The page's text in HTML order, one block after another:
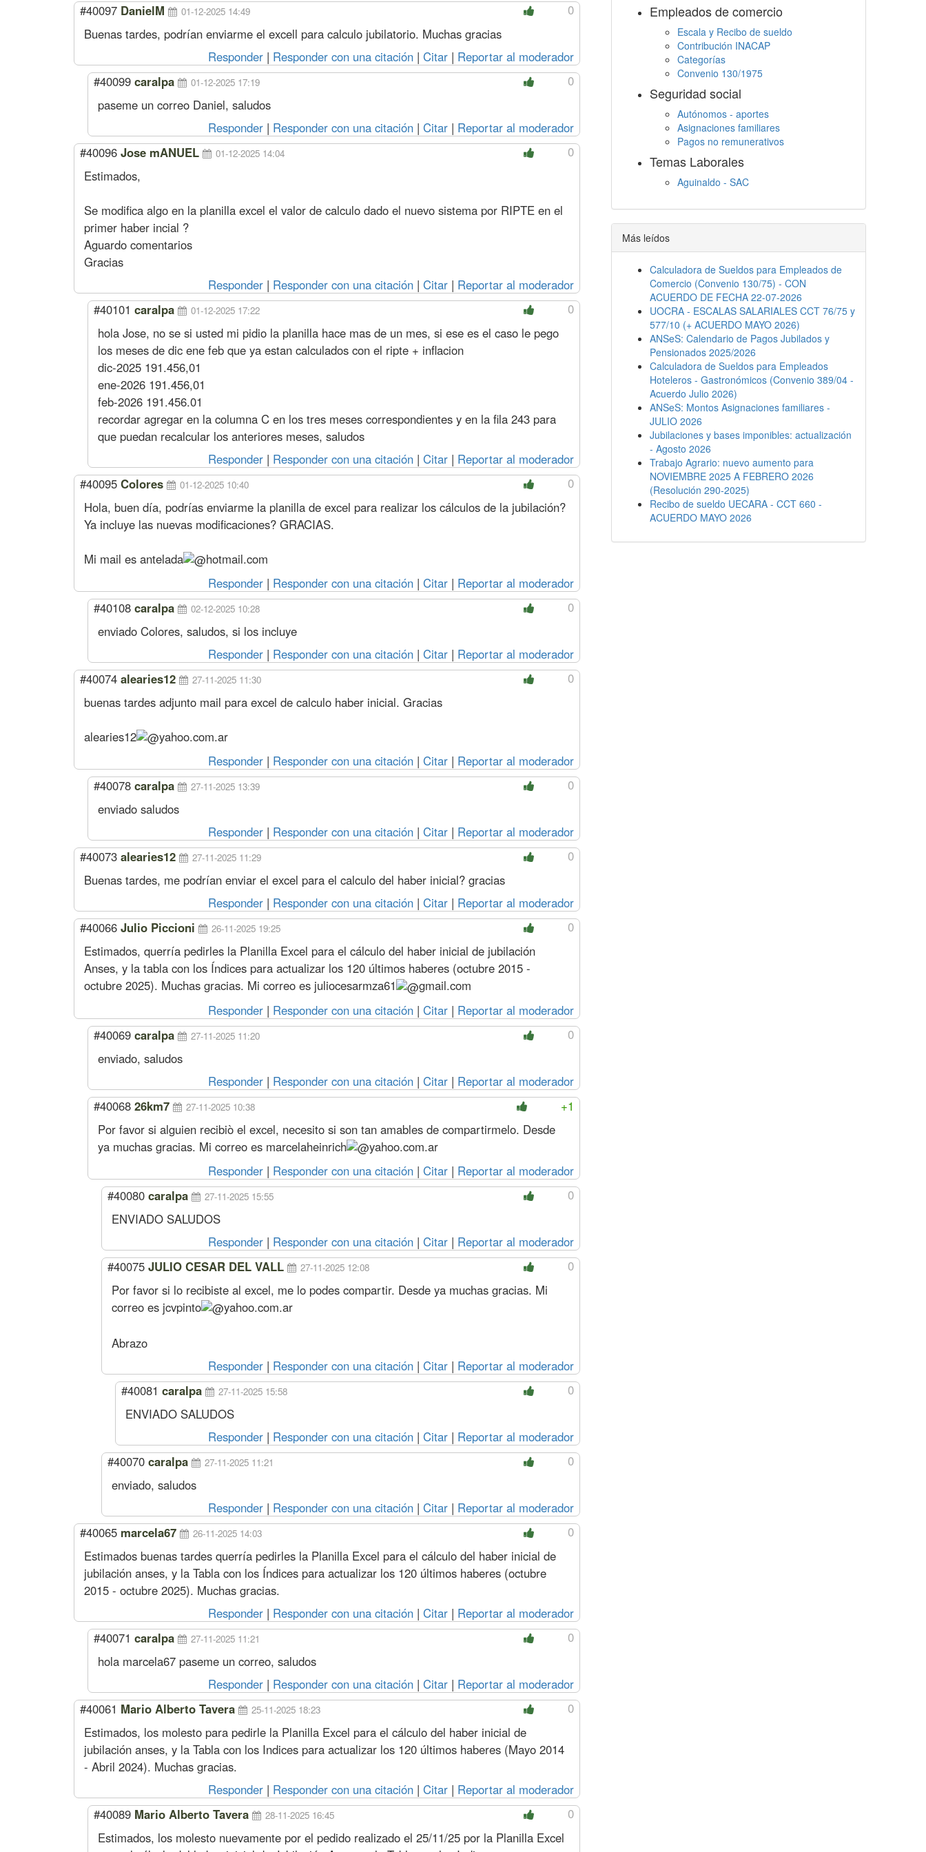
0
#40097 DanielM 01-12-2025 14:49
Buenas tardes, podrían enviarme el excell para calculo jubilatorio. Muchas gracias
Responder | Responder con una citación | Citar | Reportar al moderador
0
#40099 caralpa 01-12-2025 17:19
paseme un correo Daniel, saludos
Responder | Responder con una citación | Citar | Reportar al moderador
0
#40096 Jose mANUEL 01-12-2025 14:04
Estimados,
Se modifica algo en la planilla excel el valor de calculo dado el nuevo sistema por RIPTE en el
primer haber incial ?
Aguardo comentarios
Gracias
Responder | Responder con una citación | Citar | Reportar al moderador
0
#40101 caralpa 01-12-2025 17:22
hola Jose, no se si usted mi pidio la planilla hace mas de un mes, si ese es el caso le pego
los meses de dic ene feb que ya estan calculados con el ripte + inflacion
dic-2025 191.456,01
ene-2026 191.456,01
feb-2026 191.456.01
recordar agregar en la columna C en los tres meses correspondientes y en la fila 243 para
que puedan recalcular los anteriores meses, saludos
Responder | Responder con una citación | Citar | Reportar al moderador
0
#40095 Colores 01-12-2025 10:40
Hola, buen día, podrías enviarme la planilla de excel para realizar los cálculos de la jubilación?
Ya incluye las nuevas modificaciones? GRACIAS.
Mi mail es antelada
hotmail.com
Responder | Responder con una citación | Citar | Reportar al moderador
0
#40108 caralpa 02-12-2025 10:28
enviado Colores, saludos, si los incluye
Responder | Responder con una citación | Citar | Reportar al moderador
0
#40074 alearies12 27-11-2025 11:30
buenas tardes adjunto mail para excel de calculo haber inicial. Gracias
alearies12
yahoo.com.ar
Responder | Responder con una citación | Citar | Reportar al moderador
0
#40078 caralpa 27-11-2025 13:39
enviado saludos
Responder | Responder con una citación | Citar | Reportar al moderador
0
#40073 alearies12 27-11-2025 11:29
Buenas tardes, me podrían enviar el excel para el calculo del haber inicial? gracias
Responder | Responder con una citación | Citar | Reportar al moderador
0
#40066 Julio Piccioni 26-11-2025 19:25
Estimados, querría pedirles la Planilla Excel para el cálculo del haber inicial de jubilación
Anses, y la tabla con los Índices para actualizar los 120 últimos haberes (octubre 2015 -
octubre 2025). Muchas gracias. Mi correo es juliocesarmza61
gmail.com
Responder | Responder con una citación | Citar | Reportar al moderador
0
#40069 caralpa 27-11-2025 11:20
enviado, saludos
Responder | Responder con una citación | Citar | Reportar al moderador
+1
#40068 26km7 27-11-2025 10:38
Por favor si alguien recibiò el excel, necesito si son tan amables de compartirmelo. Desde
ya muchas gracias. Mi correo es marcelaheinrich
yahoo.com.ar
Responder | Responder con una citación | Citar | Reportar al moderador
0
#40080 caralpa 27-11-2025 15:55
ENVIADO SALUDOS
Responder | Responder con una citación | Citar | Reportar al moderador
0
#40075 JULIO CESAR DEL VALL 27-11-2025 12:08
Por favor si lo recibiste al excel, me lo podes compartir. Desde ya muchas gracias. Mi
correo es jcvpinto yahoo.com.ar
Abrazo
Responder | Responder con una citación | Citar | Reportar al moderador
0
#40081 caralpa 27-11-2025 15:58
ENVIADO SALUDOS
Responder | Responder con una citación | Citar | Reportar al moderador
0
#40070 caralpa 27-11-2025 11:21
enviado, saludos
Responder | Responder con una citación | Citar | Reportar al moderador
0
#40065 marcela67 26-11-2025 14:03
Estimados buenas tardes querría pedirles la Planilla Excel para el cálculo del haber inicial de
jubilación anses, y la Tabla con los Índices para actualizar los 120 últimos haberes (octubre
2015 - octubre 2025). Muchas gracias.
Responder | Responder con una citación | Citar | Reportar al moderador
0
#40071 caralpa 27-11-2025 11:21
hola marcela67 paseme un correo, saludos
Responder | Responder con una citación | Citar | Reportar al moderador
0
#40061 Mario Alberto Tavera 25-11-2025 18:23
Estimados, los molesto para pedirle la Planilla Excel para el cálculo del haber inicial de
jubilación anses, y la Tabla con los Indices para actualizar los 120 últimos haberes (Mayo 2014
- Abril 2024). Muchas gracias.
Responder | Responder con una citación | Citar | Reportar al moderador
0
#40089 Mario Alberto Tavera 28-11-2025 16:45
Estimados, los molesto nuevamente por el pedido realizado el 25/11/25 por la Planilla Excel
Empleados de comercio
Escala y Recibo de sueldo
Contribución INACAP
Categorías
Convenio 130/1975
Seguridad social
Autónomos - aportes
Asignaciones familiares
Pagos no remunerativos
Temas Laborales
Aguinaldo - SAC
Descanso semanal
Embargos
Más leídos
Calculadora de Sueldos para Empleados de
Comercio (Convenio 130/75) - CON
ACUERDO DE FECHA 22-07-2026
UOCRA - ESCALAS SALARIALES CCT 76/75 y
577/10 (+ ACUERDO MAYO 2026)
ANSeS: Calendario de Pagos Jubilados y
Pensionados 2025/2026
Calculadora de Sueldos para Empleados
Hoteleros - Gastronómicos (Convenio 389/04 -
Acuerdo Julio 2026)
ANSeS: Montos Asignaciones familiares -
JULIO 2026
Jubilaciones y bases imponibles: actualización
- Agosto 2026
Trabajo Agrario: nuevo aumento para
NOVIEMBRE 2025 A FEBRERO 2026
(Resolución 290-2025)
Recibo de sueldo UECARA - CCT 660 -
ACUERDO MAYO 2026